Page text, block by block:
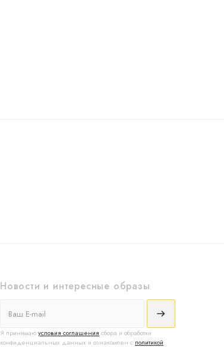
Новости и интересные образы
Я принимаюусловия соглашения сбора и обработки
конфиденциальных данных и ознакомлен с политикой